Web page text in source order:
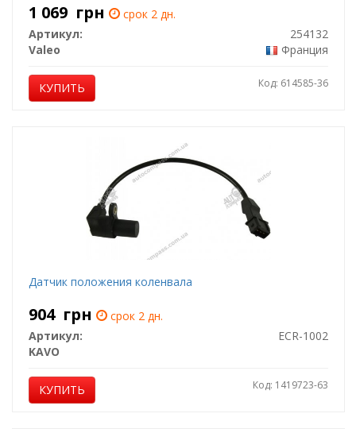
1 069 грн
срок 2 дн.
Артикул:
254132
Valeo
Франция
КУПИТЬ Код: 614585-36
Датчик положения коленвала
904 грн
срок 2 дн.
Артикул:
ECR-1002
KAVO
КУПИТЬ Код: 1419723-63